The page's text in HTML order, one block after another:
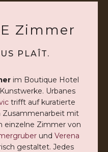
Zimmer
PLAÎT.
im Boutique Hotel
Urbanes
trifft auf kuratierte
Zusammenarbeit mit
einzelne Zimmer von
und Verena
gestaltet. Jedes